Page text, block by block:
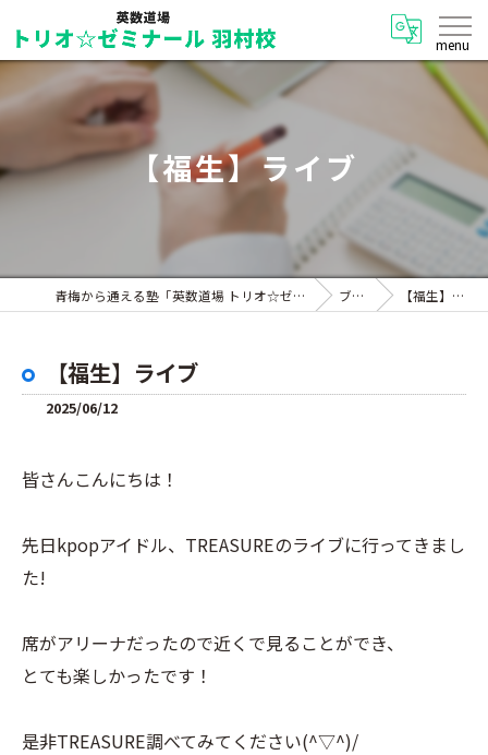
【福生】ライブ
青梅から通える塾「英数道場 トリオ☆ゼミナール 羽村校」 ブログ 【福生】ライブ
【福生】ライブ
2025/06/12
皆さんこんにちは！
先日kpopアイドル、TREASUREのライブに行ってきまし
た!
席がアリーナだったので近くで見ることができ、
とても楽しかったです！
是非TREASURE調べてみてください(^▽^)/